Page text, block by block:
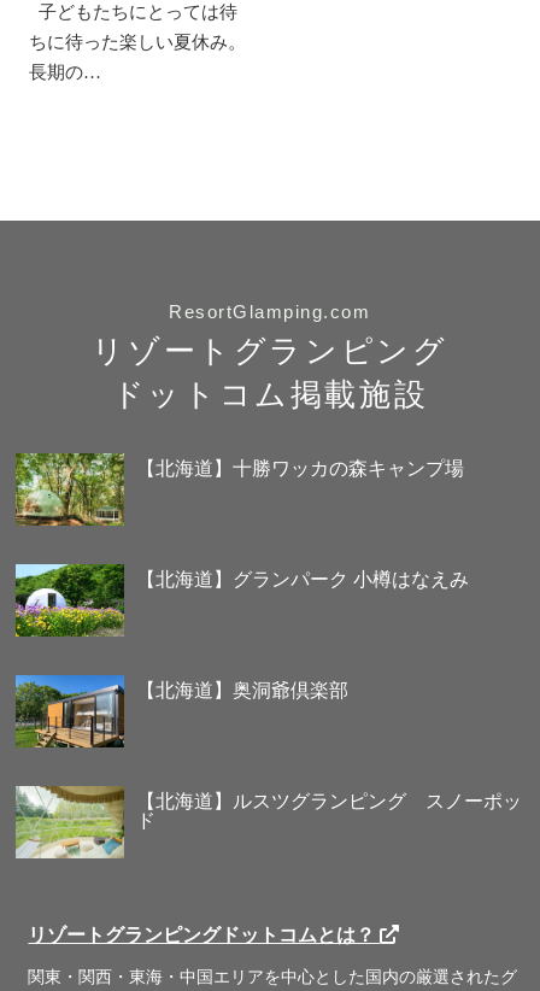
子どもたちにとっては待
ちに待った楽しい夏休み。
長期の…
ResortGlamping.com
リゾートグランピング
ドットコム掲載施設
【北海道】十勝ワッカの森キャンプ場
【北海道】グランパーク 小樽はなえみ
【北海道】奥洞爺倶楽部
【北海道】ルスツグランピング スノーポッ
ド
リゾートグランピングドットコムとは？
関東・関西・東海・中国エリアを中心とした国内の厳選されたグ